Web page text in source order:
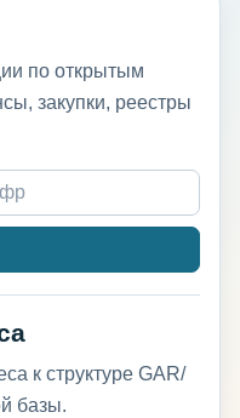
по открытым
закупки, реестры
к структуре GAR/
базы.